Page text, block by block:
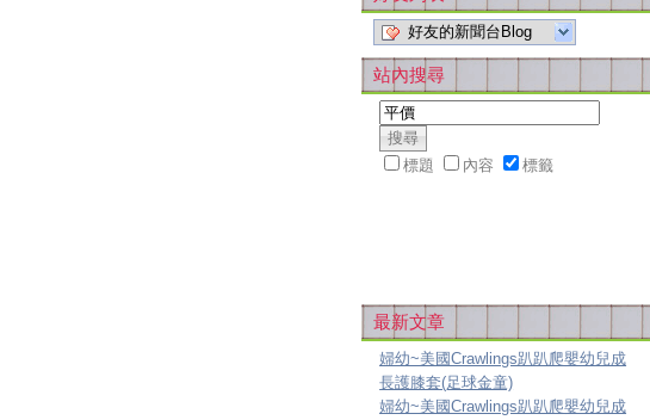
好友的新聞台Blog
站內搜尋
標題 內容 標籤
最新文章
婦幼~美國Crawlings趴趴爬嬰幼兒成
長護膝套(足球金童)
婦幼~美國Crawlings趴趴爬嬰幼兒成